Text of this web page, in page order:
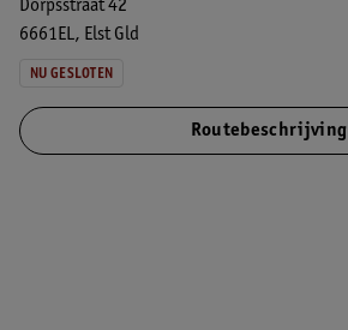
Dorpsstraat 42
6661EL
Elst Gld
NU GESLOTEN
Routebeschrijving